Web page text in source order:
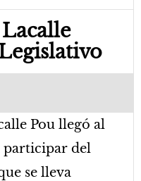
Pou llegó al
participar del
se lleva